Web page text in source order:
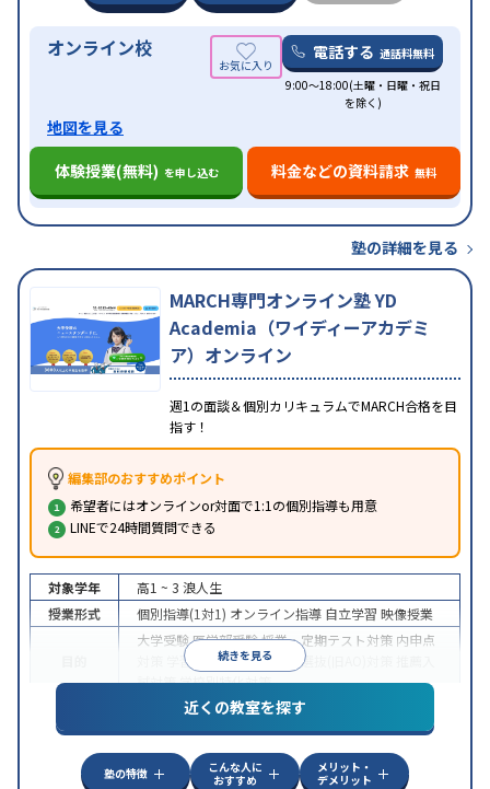
オンライン校 電話する 通話料無料
9:00～18:00(土曜・日曜・祝日
を除く)
地図を見る
体験授業(無料) を申し込む 料金などの資料請求 無料
塾の詳細を見る
MARCH専門オンライン塾 YD
Academia（ワイディーアカデミ
ア）オンライン
週1の面談＆個別カリキュラムでMARCH合格を目
指す！
編集部のおすすめポイント
希望者にはオンラインor対面で1:1の個別指導も用意
LINEで24時間質問できる
続きを見る
対象学年 高1 ~ 3 浪人生
授業形式
個別指導(1対1) オンライン指導 自立学習 映像授業
大学受験医学部受験授業・定期テスト対策 内申点
学習習慣の定着 総合型選抜(旧AO)対策
試対策学校別特化対策
特徴
中高一貫校生に対応授業の振替可能
学習にPC・タブレットを利用オンライン対応1
科目から受講可能
近くの教室を探す
塾の特徴
こんな人に
おすすめ
メリット・
デメリット